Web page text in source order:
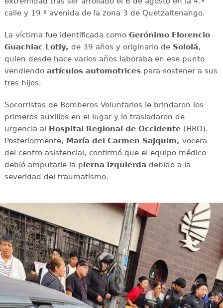
calle y 19.ª avenida de la zona 3 de Quetzaltenango.
La víctima fue identificada como Gerónimo Florencio
Guachiac Lotiy, de 39 años y originario de Sololá,
quien desde hace varios años laboraba en ese punto
vendiendo artículos automotricespara sostener a sus
tres hijos.
Socorristas de Bomberos Voluntarios le brindaron los
primeros auxilios en el lugar y lo trasladaron de
urgencia al
Hospital Regional de Occidente(HRO).
Posteriormente, María del Carmen Sajquim, vocera
del centro asistencial, confirmó que el equipo médico
debió amputarle la pierna izquierda debido a la
severidad del traumatismo.